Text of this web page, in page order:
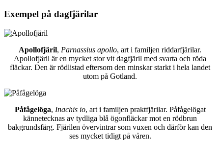
Exempel på dagfjärilar
Apollofjäril, Parnassius apollo, art i familjen riddarfjärilar.
Apollofjäril är en mycket stor vit dagfjäril med svarta och röda
fläckar. Den är rödlistad eftersom den minskar starkt i hela landet
utom på Gotland.
Påfågelöga, Inachis io, art i familjen praktfjärilar. Påfågelögat
kännetecknas av tydliga blå ögonfläckar mot en rödbrun
bakgrundsfärg. Fjärilen övervintrar som vuxen och därför kan den
ses mycket tidigt på våren.